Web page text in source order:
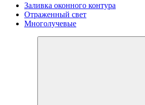
Заливка оконного контура
Отраженный свет
Многолучевые